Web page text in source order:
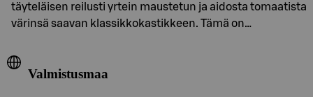
täyteläisen reilusti yrtein maustetun ja aidosta tomaatista
värinsä saavan klassikkokastikkeen. Tämä on…
Valmistusmaa